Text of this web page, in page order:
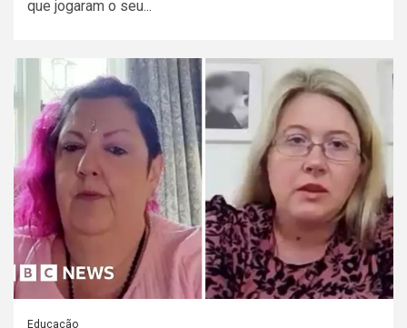
que jogaram o seu...
Educação